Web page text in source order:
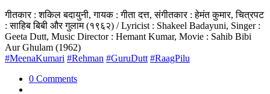
गीतकार : शकिल बदायुनी, गायक : गीता दत्त, संगीतकार : हेमंत कुमार, चित्रपट
: साहिब बिबी और गुलाम (१९६२) / Lyricist : Shakeel Badayuni, Singer :
Geeta Dutt, Music Director : Hemant Kumar, Movie : Sahib Bibi
Aur Ghulam (1962)
#MeenaKumari #Rehman #GuruDutt #RaagPilu
0 Comments